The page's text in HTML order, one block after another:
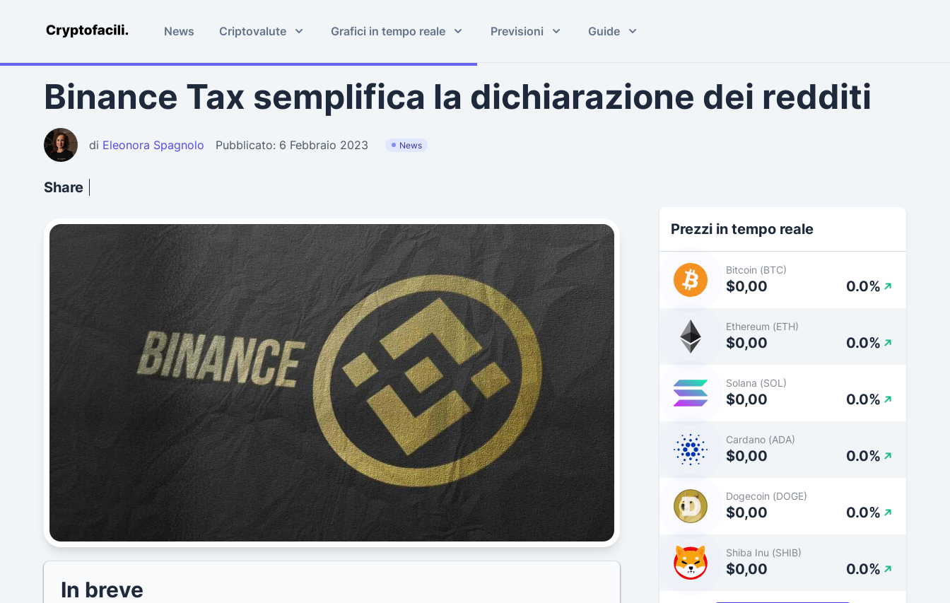
Cryptofacili.com News Criptovalute Grafici in tempo reale Previsioni Guide
Binance Tax semplifica la dichiarazione dei redditi
di Eleonora Spagnolo Pubblicato: 6 Febbraio 2023 News
Share
In breve
Prezzi in tempo reale
Bitcoin (BTC)
$0,00 0.0%
Ethereum (ETH)
$0,00 0.0%
Solana (SOL)
$0,00 0.0%
Cardano (ADA)
$0,00 0.0%
Dogecoin (DOGE)
$0,00 0.0%
Shiba Inu (SHIB)
$0,00 0.0%